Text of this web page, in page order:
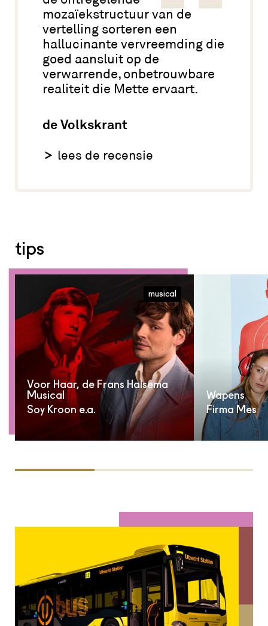
mozaïekstructuur van de
vertelling sorteren een
hallucinante vervreemding die
goed aansluit op de
verwarrende, onbetrouwbare
realiteit die Mette ervaart.
de Volkskrant
lees de recensie
tips
Voor Haar, de Frans Halsema
Musical
musical
Soy Kroon e.a.
Wapens
Firma Mes